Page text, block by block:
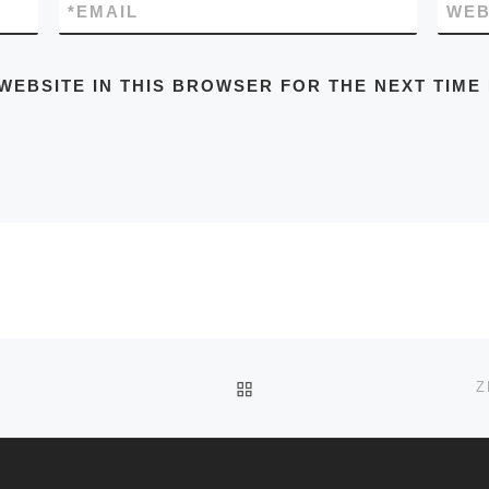
EMAIL
*
IN THIS BROWSER FOR THE NEXT TIME